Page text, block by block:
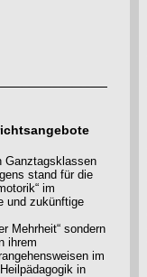
Ganztagsklassen
stand für die
im
und zukünftige
Mehrheit“ sondern
ihrem
im
in